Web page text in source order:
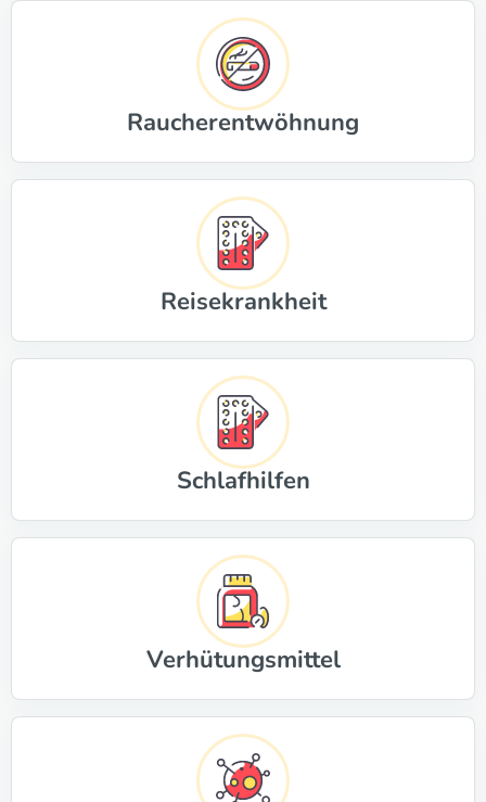
Raucherentwöhnung
Reisekrankheit
Schlafhilfen
Verhütungsmittel